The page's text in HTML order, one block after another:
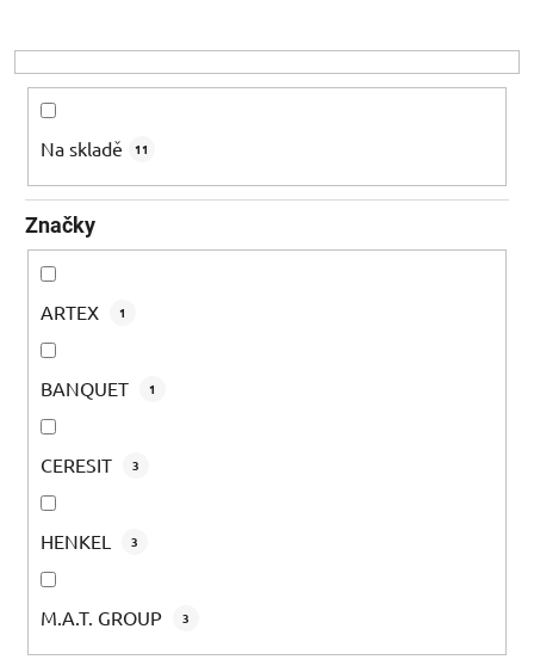
o
d
ů
Na skladě 11
Značky
ARTEX 1
BANQUET 1
CERESIT 3
HENKEL 3
M.A.T. GROUP 3